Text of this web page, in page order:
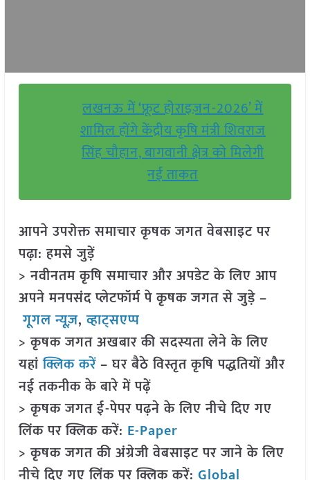
लखनऊ में ‘फ्रूट होराइज़न-2026’ में
शामिल होंगे केंद्रीय कृषि मंत्री शिवराज
सिंह चौहान, बागवानी क्षेत्र को मिलेगी
नई ताकत
आपने उपरोक्त समाचार कृषक जगत वेबसाइट पर
पढ़ा: हमसे जुड़ें
> नवीनतम कृषि समाचार और अपडेट के लिए आप
अपने मनपसंद प्लेटफॉर्म पे कृषक जगत से जुड़े –
गूगल न्यूज़,व्हाट्सएप्प
> कृषक जगत अखबार की सदस्यता लेने के लिए
यहांक्लिक करें– घर बैठे विस्तृत कृषि पद्धतियों और
नई तकनीक के बारे में पढ़ें
> कृषक जगत ई-पेपर पढ़ने के लिए नीचे दिए गए
लिंक पर क्लिक करें: E-Paper
> कृषक जगत की अंग्रेजी वेबसाइट पर जाने के लिए